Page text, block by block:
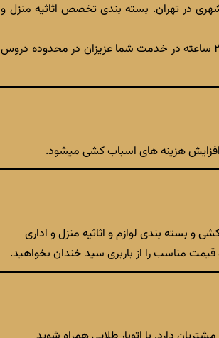
در تهران. بسته بندی تخصص اثاثیه منزل و
باربری طلایی تهران با بیش از 15 سال سابقه درخشان در امر اسباب کشی و با همکاری کادری مجرب و با اخلاق به صورت ۲۴ ساعته در خدمت شما عزیزان در محدوده دروس
افزایش هزینه های اسباب کشی میشود.
و بسته بندی لوازم و اثاثیه منزل و اداری
قیمت مناسب را از باربری سید خندان بخواهید.